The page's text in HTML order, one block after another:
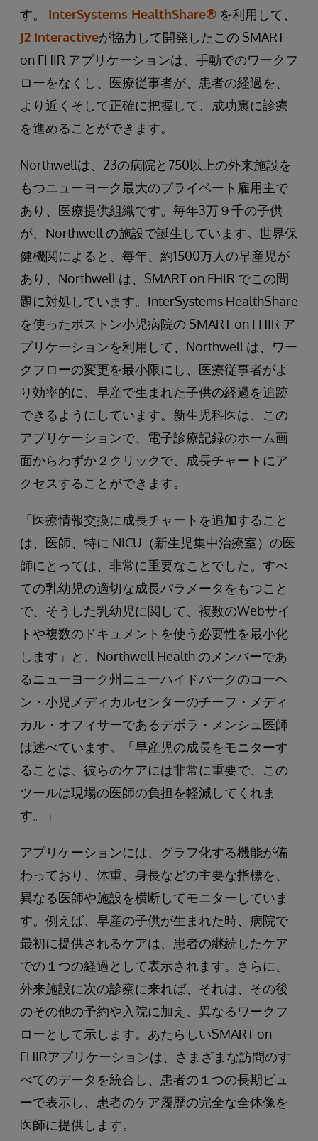
す。 InterSystems HealthShare® を利用して、
J2 Interactiveが協力して開発したこの SMART
on FHIR アプリケーションは、手動でのワークフ
ローをなくし、医療従事者が、患者の経過を、
より近くそして正確に把握して、成功裏に診療
を進めることができます。
Northwellは、23の病院と750以上の外来施設を
もつニューヨーク最大のプライベート雇用主で
あり、医療提供組織です。毎年3万９千の子供
が、Northwell の施設で誕生しています。世界保
健機関によると、毎年、約1500万人の早産児が
あり、Northwell は、SMART on FHIR でこの問
題に対処しています。InterSystems HealthShare
を使ったボストン小児病院の SMART on FHIR ア
プリケーションを利用して、Northwell は、ワー
クフローの変更を最小限にし、医療従事者がよ
り効率的に、早産で生まれた子供の経過を追跡
できるようにしています。新生児科医は、この
アプリケーションで、電子診療記録のホーム画
面からわずか２クリックで、成長チャートにア
クセスすることができます。
「医療情報交換に成長チャートを追加すること
は、医師、特に NICU（新生児集中治療室）の医
師にとっては、非常に重要なことでした。すべ
ての乳幼児の適切な成長パラメータをもつこと
で、そうした乳幼児に関して、複数のWebサイ
トや複数のドキュメントを使う必要性を最小化
します」と、Northwell Health のメンバーであ
るニューヨーク州ニューハイドパークのコーヘ
ン・小児メディカルセンターのチーフ・メディ
カル・オフィサーであるデボラ・メンシュ医師
は述べています。「早産児の成長をモニターす
ることは、彼らのケアには非常に重要で、この
ツールは現場の医師の負担を軽減してくれま
す。」
アプリケーションには、グラフ化する機能が備
わっており、体重、身長などの主要な指標を、
異なる医師や施設を横断してモニターしていま
す。例えば、早産の子供が生まれた時、病院で
最初に提供されるケアは、患者の継続したケア
での１つの経過として表示されます。さらに、
外来施設に次の診察に来れば、それは、その後
のその他の予約や入院に加え、異なるワークフ
ローとして示します。あたらしいSMART on
FHIRアプリケーションは、さまざまな訪問のす
べてのデータを統合し、患者の１つの長期ビュ
ーで表示し、患者のケア履歴の完全な全体像を
医師に提供します。